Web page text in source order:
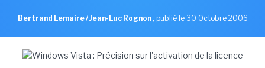
Bertrand Lemaire / Jean-Luc Rognon , publié le 30 Octobre 2006